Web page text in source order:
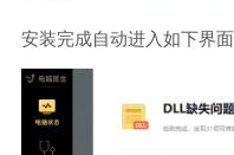
安装完成自动进入如下界面